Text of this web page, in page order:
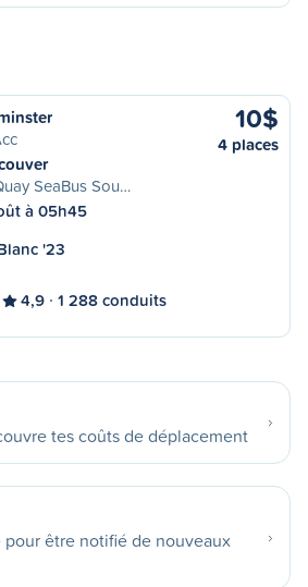
SeaBus Sou…
à 05h45
10$
4 places
'23
4,9 1 288 conduits
tes coûts de déplacement
être notifié de nouveaux